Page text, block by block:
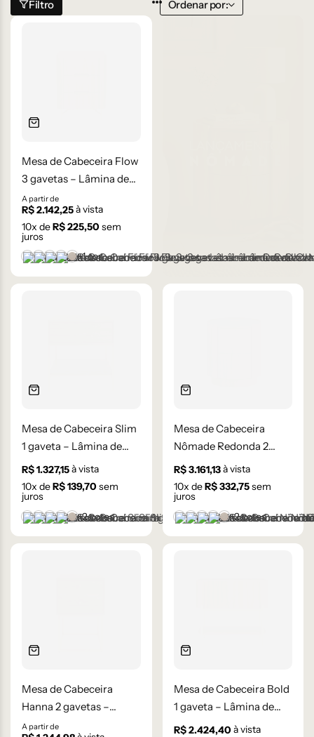
Filtro Ordenar por:
Mesa de Cabeceira Flow
3 gavetas – Lâmina de
Carvalho Natural
A partir de
R$2.142,25à vista
10x deR$225,50 sem
juros
Castanho
Champanhe
Cinza Grafite Metalizado
Ébano
Lâmina Frapê
+1 cor
Mesa de Cabeceira Slim
1 gaveta – Lâmina de
Madeira Carvalho
R$1.327,15à vista
10x deR$139,70 sem
juros
Castanho
Champanhe
Cinza Grafite Metalizado
Ébano
Lâmina Frapê
+2 cores
Mesa de Cabeceira
Nômade Redonda 2
gavetas – Lâmina de
Madeira Carvalho
R$3.161,13à vista
10x deR$332,75sem
juros
Castanho
Champanhe
Cinza Grafite
Ébano
Lâmina Frapê
+2 cores
Mesa de Cabeceira
Hanna 2 gavetas –
Lâmina de Madeira
A partir de
Mesa de Cabeceira Bold
1 gaveta – Lâmina de
Madeira Carvalho
R$2.424,40 à vista